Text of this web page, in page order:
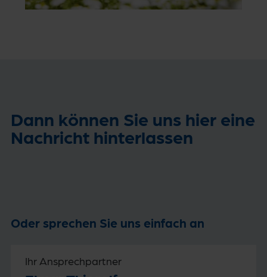
Dann können Sie uns hier eine
Nachricht hinterlassen
Oder sprechen Sie uns einfach an
Ihr Ansprechpartner